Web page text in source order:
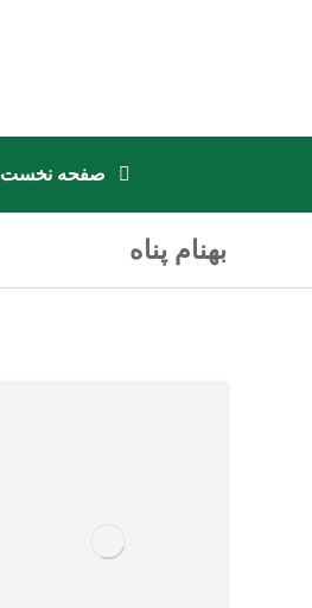
صفحه نخست
بهنام پناه